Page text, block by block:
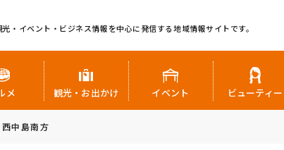
・イベント・ビジネス情報を中心に発信する地域情報サイトです。
メ 観光・お出かけ イベント ビューティー
中島南方